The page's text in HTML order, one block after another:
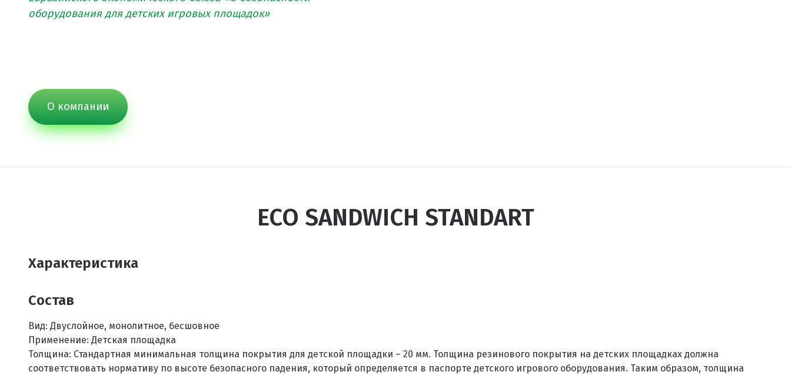
оборудования для детских игровых площадок»
О компании
ECO SANDWICH STANDART
Характеристика
Состав
Вид: Двуслойное, монолитное, бесшовное
Применение: Детская площадка
Толщина: Стандартная минимальная толщина покрытия для детской площадки – 20 мм. Толщина резинового покрытия на детских площадках должна
соответствовать нормативу по высоте безопасного падения, который определяется в паспорте детского игрового оборудования. Таким образом, толщина